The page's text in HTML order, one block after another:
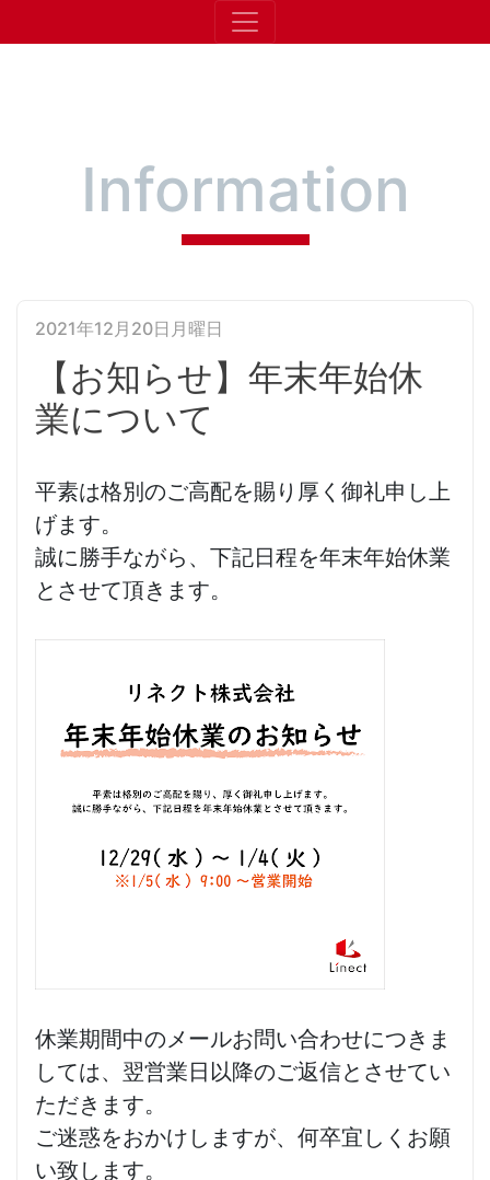
​Information
2021年12月20日月曜日
【お知らせ】年末年始休
業について
平素は格別のご高配を賜り厚く御礼申し上
げます。
誠に勝手ながら、下記日程を年末年始休業
とさせて頂きます。
休業期間中のメールお問い合わせにつきま
しては、翌営業日以降のご返信とさせてい
ただきます。
ご迷惑をおかけしますが、何卒宜しくお願
い致します。